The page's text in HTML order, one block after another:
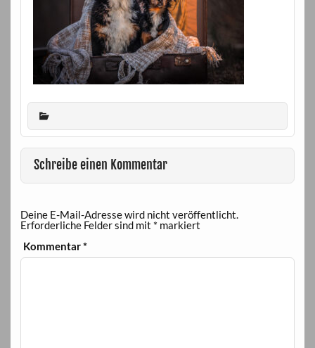
Schreibe einen Kommentar
Deine E-Mail-Adresse wird nicht veröffentlicht.
Erforderliche Felder sind mit * markiert
Kommentar*